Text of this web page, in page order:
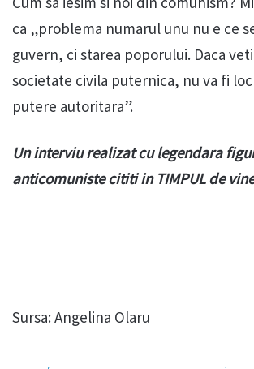
ca „problema numarul unu nu e ce
guvern, ci starea poporului. Daca
societate civila puternica, nu va fi
putere autoritara”.
Un interviu realizat cu legendara
anticomuniste cititi in TIMPUL de
Sursa: Angelina Olaru